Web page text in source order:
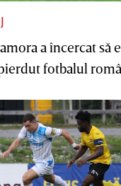
a încercat să
fotbalul